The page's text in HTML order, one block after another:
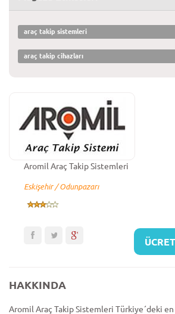
araç takip sistemleri
araç takip cihazları
Aromil Araç Takip Sistemleri
Eskişehir / Odunpazarı
HAKKINDA
Aromil Araç Takip Sistemleri Türkiye´deki en